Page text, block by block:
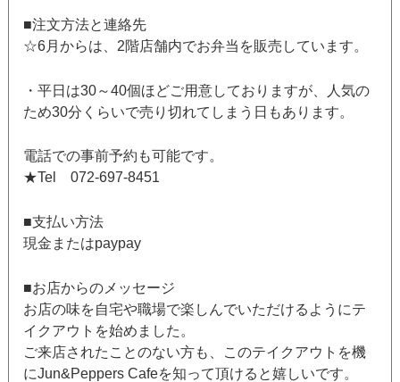
■注文方法と連絡先
☆6月からは、2階店舗内でお弁当を販売しています。
・平日は30～40個ほどご用意しておりますが、人気の
ため30分くらいで売り切れてしまう日もあります。
電話での事前予約も可能です。
★Tel 072-697-8451
■支払い方法
現金またはpaypay
■お店からのメッセージ
お店の味を自宅や職場で楽しんでいただけるようにテ
イクアウトを始めました。
ご来店されたことのない方も、このテイクアウトを機
にJun&Peppers Cafeを知って頂けると嬉しいです。